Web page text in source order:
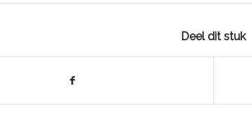
Deel dit stuk